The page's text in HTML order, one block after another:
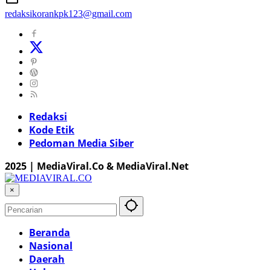
redaksikorankpk123@gmail.com
Redaksi
Kode Etik
Pedoman Media Siber
2025 | MediaViral.Co & MediaViral.Net
×
Beranda
Nasional
Daerah